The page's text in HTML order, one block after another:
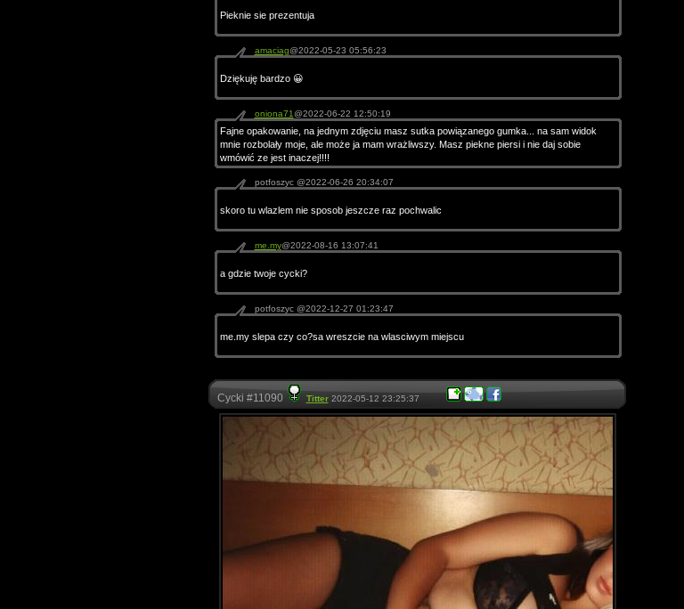
Pieknie sie prezentuja
amaciag@2022-05-23 05:56:23
Dziękuję bardzo 😀
oniona71@2022-06-22 12:50:19
Fajne opakowanie, na jednym zdjęciu masz sutka powiązanego gumka... na sam widok
mnie rozbolały moje, ale może ja mam wrażliwszy. Masz piekne piersi i nie daj sobie
wmówić ze jest inaczej!!!!
potfoszyc @2022-06-26 20:34:07
skoro tu wlazlem nie sposob jeszcze raz pochwalic
me.my@2022-08-16 13:07:41
a gdzie twoje cycki?
potfoszyc @2022-12-27 01:23:47
me.my slepa czy co?sa wreszcie na wlasciwym miejscu
Cycki #11090 Titter2022-05-12 23:25:37